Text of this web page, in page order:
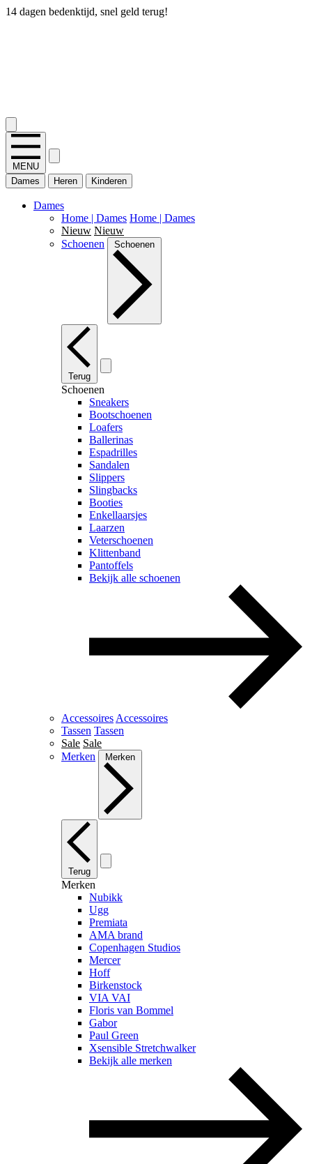
14 dagen bedenktijd, snel geld terug!
MENU
Dames
Heren Kinderen
Dames
Home | Dames Home | Dames
Nieuw Nieuw
Schoenen
Schoenen
Terug
Schoenen
Sneakers
Bootschoenen
Loafers
Ballerinas
Espadrilles
Sandalen
Slippers
Slingbacks
Booties
Enkellaarsjes
Laarzen
Veterschoenen
Klittenband
Pantoffels
Bekijk alle schoenen
Accessoires Accessoires
Tassen Tassen
Sale Sale
Merken
Merken
Terug
Merken
Nubikk
Ugg
Premiata
AMA brand
Copenhagen Studios
Mercer
Hoff
Birkenstock
VIA VAI
Floris van Bommel
Gabor
Paul Green
Xsensible Stretchwalker
Bekijk alle merken